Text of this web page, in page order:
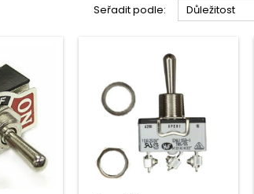
Seřadit podle: Důležitost